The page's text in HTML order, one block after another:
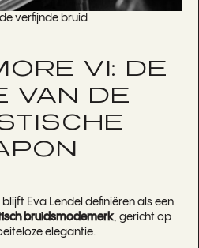
verfijnde bruid
VI: DE
VAN DE
Eva Lendel definiëren als een
bruidsmodemerk, gericht op
elegantie.